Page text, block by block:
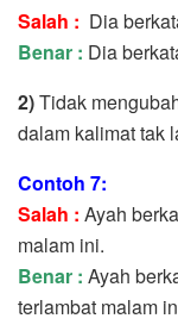
Salah : Dia
Benar : Dia
2)Tidak
dalam kalimat tak
Contoh 7:
Salah : Ayah
malam ini.
Benar : Ayah
terlambat malam